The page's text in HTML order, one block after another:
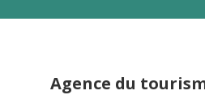
Agence du